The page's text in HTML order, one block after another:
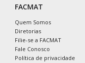
FACMAT
Quem Somos
Diretorias
Filie-se a FACMAT
Fale Conosco
Política de privacidade